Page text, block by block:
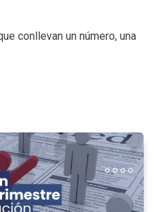
conllevan un número, una